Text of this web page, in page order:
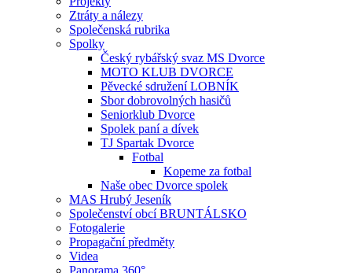
Ztráty a nálezy
Společenská rubrika
Spolky
Český rybářský svaz MS Dvorce
MOTO KLUB DVORCE
Pěvecké sdružení LOBNÍK
Sbor dobrovolných hasičů
Seniorklub Dvorce
Spolek paní a dívek
TJ Spartak Dvorce
Fotbal
Kopeme za fotbal
Naše obec Dvorce spolek
MAS Hrubý Jeseník
Společenství obcí BRUNTÁLSKO
Fotogalerie
Propagační předměty
Videa
Panorama 360°